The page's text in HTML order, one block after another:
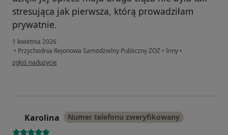
stresująca jak pierwsza, którą prowadziłam
prywatnie.
1 kwietnia 2026
• Przychodnia Rejonowa Samodzielny Publiczny ZOZ • Inny •
w opinii użytkownika Ania
zgłoś nadużycie
Karolina Numer telefonu zweryfikowany